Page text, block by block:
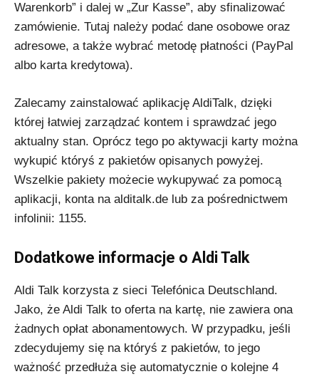
Warenkorb” i dalej w „Zur Kasse”, aby sfinalizować
zamówienie. Tutaj należy podać dane osobowe oraz
adresowe, a także wybrać metodę płatności (PayPal
albo karta kredytowa).
Zalecamy zainstalować aplikację AldiTalk, dzięki
której łatwiej zarządzać kontem i sprawdzać jego
aktualny stan. Oprócz tego po aktywacji karty można
wykupić któryś z pakietów opisanych powyżej.
Wszelkie pakiety możecie wykupywać za pomocą
aplikacji, konta na alditalk.de lub za pośrednictwem
infolinii: 1155.
Dodatkowe informacje o Aldi Talk
Aldi Talk korzysta z sieci Telefónica Deutschland.
Jako, że Aldi Talk to oferta na kartę, nie zawiera ona
żadnych opłat abonamentowych. W przypadku, jeśli
zdecydujemy się na któryś z pakietów, to jego
ważność przedłuża się automatycznie o kolejne 4